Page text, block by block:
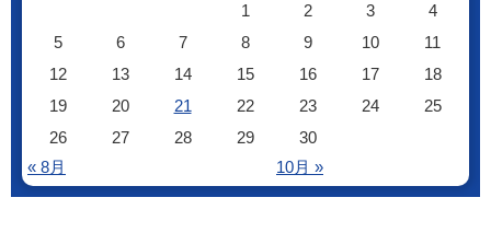
« 8月 10月 »
1 2 3
4
5
6 7 8 9 10
11
12
13 14 15 16 17
18
19
20 21 22 23 24
25
26
27 28 29 30